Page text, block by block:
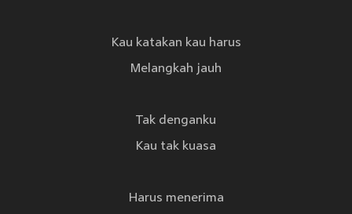
Kau katakan kau harus
Melangkah jauh
Tak denganku
Kau tak kuasa
Harus menerima